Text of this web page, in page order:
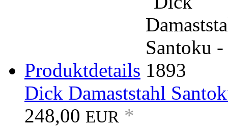
Produktdetails
Dick Damaststahl
248,00 EUR *